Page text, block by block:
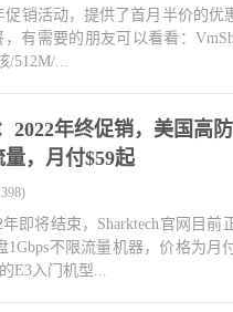
销活动，提供了首月半价的优
有需要的朋友可以看看：
512M/...
2022年终促销，美国高
，月付$59起
即将结束，Sharktech官网目前
不限流量机器，价格为月
E3入门机型...